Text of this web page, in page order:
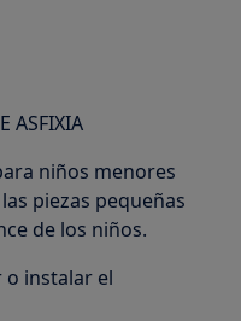
ASFIXIA
niños menores
piezas pequeñas
de los niños.
o instalar el